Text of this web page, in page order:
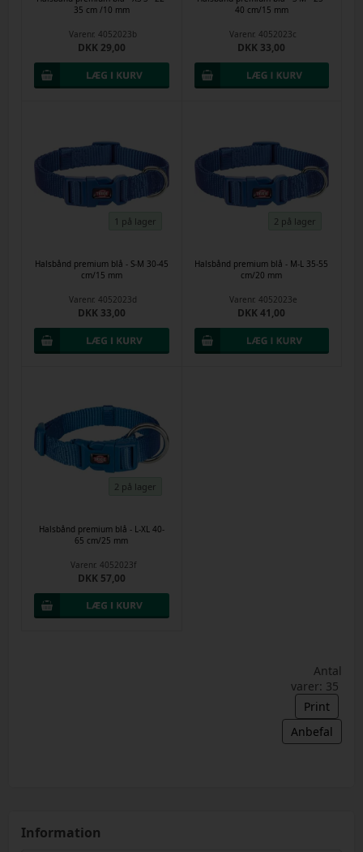
35 cm /10 mm
Varenr.4052023b
DKK 29,00
40 cm/15 mm
Varenr.4052023c
DKK 33,00
1 på lager
Halsbånd premium blå - S-M 30-45
cm/15 mm
Varenr.4052023d
DKK 33,00
2 på lager
Halsbånd premium blå - M-L 35-55
cm/20 mm
Varenr. 4052023e
DKK 41,00
2 på lager
Halsbånd premium blå - L-XL 40-
65 cm/25 mm
Varenr. 4052023f
DKK 57,00
Antal
varer: 35
Print
Anbefal
Information